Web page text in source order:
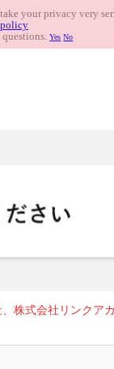
株式会社リンクア
your privacy very
questions.Yes No